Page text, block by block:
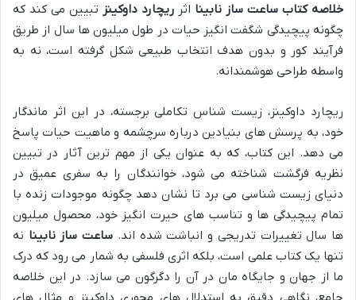
خلاصه کتاب ساعت ساز نابینا اثر ریچارد داوکینز تبیین می کند که
چگونه پیچیدگی شگفت انگیز حیات در طول میلیون ها سال از طریق
فرآیند کور و بدون هدف انتخاب طبیعی شکل گرفته است، نه به
واسطه طراحی هوشمندانه.
ریچارد داوکینز، زیست شناس تکاملی برجسته، در این اثر ماندگار
خود، به پرسش های بنیادین درباره سرچشمه و ماهیت حیات پاسخ
می دهد. این کتاب، که به عنوان یکی از مهم ترین آثار در تبیین
نظریه فرگشت شناخته می شود، خوانندگان را به سفری عمیق در
دنیای زیست شناسی می برد تا نشان دهد چگونه موجودات زنده با
تمام پیچیدگی ها و تناسب های حیرت انگیز خود، محصول میلیون
ها سال تغییرات تدریجی و انباشت شده اند. ساعت ساز نابینا نه
تنها یک کتاب علمی است، بلکه اثری فلسفی به شمار می رود که درک
ما از جهان و جایگاه مان در آن را دگرگون می سازد. در این خلاصه